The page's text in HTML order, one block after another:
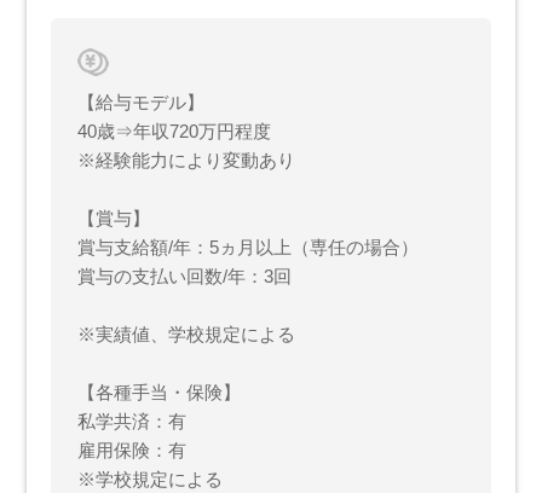
【給与モデル】
40歳⇒年収720万円程度
※経験能力により変動あり
【賞与】
賞与支給額/年：5ヵ月以上（専任の場合）
賞与の支払い回数/年：3回
※実績値、学校規定による
【各種手当・保険】
私学共済：有
雇用保険：有
※学校規定による